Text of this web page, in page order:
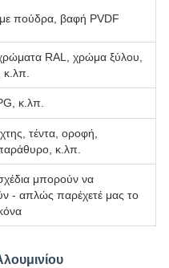
πούδρα, βαφή PVDF
RAL, χρώμα ξύλου,
κ.λπ.
κ.λπ.
τέντα, οροφή,
κ.λπ.
μπορούν να
- απλώς παρέχετέ μας το